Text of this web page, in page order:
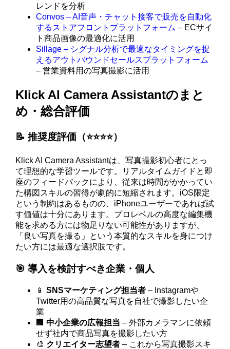
レンドを分析
Convos – AI音声・チャット接客で販売を自動化
するストアフロントプラットフォーム – ECサイ
ト商品画像の最適化に活用
Sillage – シグナル分析で最適なタイミングを捉
えるアウトバウンドセールスプラットフォーム
– 営業資料用の写真撮影に活用
Klick AI Camera Assistantのまと
め・総合評価
📝 推奨度評価（⭐️⭐️⭐️⭐️）
Klick AI Camera Assistantは、写真撮影初心者にとっ
て理想的な学習ツールです。リアルタイムガイドと即
座のフィードバックにより、従来は時間がかかってい
た構図スキルの習得が劇的に短縮されます。iOS限定
という制約はあるものの、iPhoneユーザーであれば試
す価値は十分にあります。プロレベルの高度な編集機
能を求める方には物足りない可能性がありますが、
「良い写真を撮る」という本質的なスキルを身につけ
たい方には最適な選択肢です。
🎯 導入を検討すべき企業・個人
📱SNSマーケティング担当者 – Instagramや
Twitter用の高品質な写真を自社で撮影したい企
業
🏢中小企業の広報担当 – 外部カメラマンに依頼
せず社内で商品写真を撮影したい方
🎨 クリエイター志望者 – これから写真撮影スキ